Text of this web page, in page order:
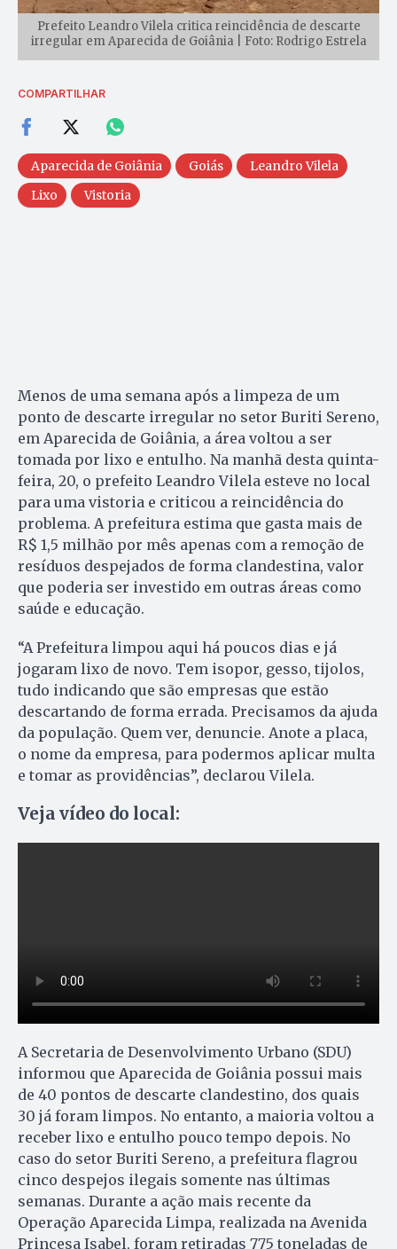
Prefeito Leandro Vilela critica reincidência de descarte
irregular em Aparecida de Goiânia | Foto: Rodrigo Estrela
COMPARTILHAR
Aparecida de Goiânia Goiás
Leandro Vilela
Lixo
Vistoria
Menos de uma semana após a limpeza de um
ponto de descarte irregular no setor Buriti Sereno,
em Aparecida de Goiânia, a área voltou a ser
tomada por lixo e entulho. Na manhã desta quinta-
feira, 20, o prefeito Leandro Vilela esteve no local
para uma vistoria e criticou a reincidência do
problema. A prefeitura estima que gasta mais de
R$ 1,5 milhão por mês apenas com a remoção de
resíduos despejados de forma clandestina, valor
que poderia ser investido em outras áreas como
saúde e educação.
“A Prefeitura limpou aqui há poucos dias e já
jogaram lixo de novo. Tem isopor, gesso, tijolos,
tudo indicando que são empresas que estão
descartando de forma errada. Precisamos da ajuda
da população. Quem ver, denuncie. Anote a placa,
o nome da empresa, para podermos aplicar multa
e tomar as providências”, declarou Vilela.
Veja vídeo do local:
A Secretaria de Desenvolvimento Urbano (SDU)
informou que Aparecida de Goiânia possui mais
de 40 pontos de descarte clandestino, dos quais
30 já foram limpos. No entanto, a maioria voltou a
receber lixo e entulho pouco tempo depois. No
caso do setor Buriti Sereno, a prefeitura flagrou
cinco despejos ilegais somente nas últimas
semanas. Durante a ação mais recente da
Operação Aparecida Limpa, realizada na Avenida
Princesa Isabel, foram retiradas 775 toneladas de